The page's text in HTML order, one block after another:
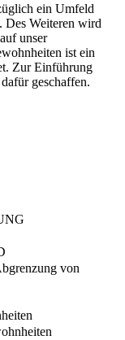
ein Umfeld
Des Weiteren wird
unser
ist ein
Zur Einführung
geschaffen.
von